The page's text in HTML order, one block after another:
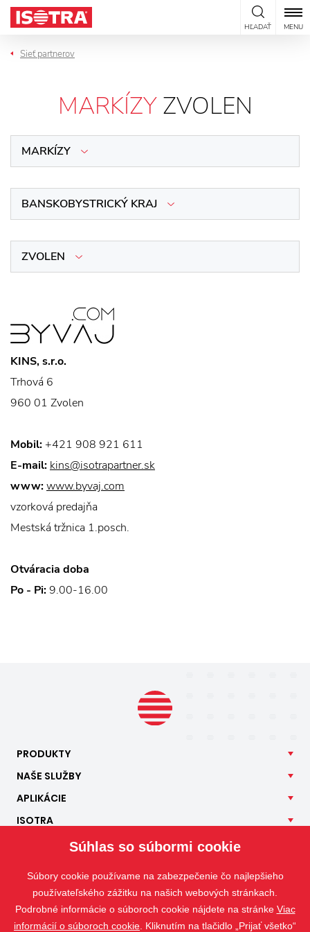
Preskočiť na obsah
HĽADAŤ MENU
Sieť partnerov
MARKÍZYZVOLEN
MARKÍZY
BANSKOBYSTRICKÝ KRAJ
ZVOLEN
KINS, s.r.o.
Trhová 6
960 01 Zvolen
Mobil: +421 908 921 611
E-mail: kins@isotrapartner.sk
www:www.byvaj.com
vzorková predajňa
Mestská tržnica 1.posch.
Otváracia doba
Po - Pi: 9.00-16.00
PRODUKTY
NAŠE SLUŽBY
APLIKÁCIE
ISOTRA
Súhlas so súbormi cookie
Súbory cookie používame na zabezpečenie čo najlepšieho
používateľského zážitku na našich webových stránkach.
Podrobné informácie o súboroch cookie nájdete na stránke Viac
informácií o súboroch cookie . Kliknutím na tlačidlo „Prijať všetko“